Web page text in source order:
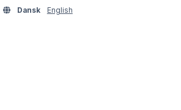
Dansk
English